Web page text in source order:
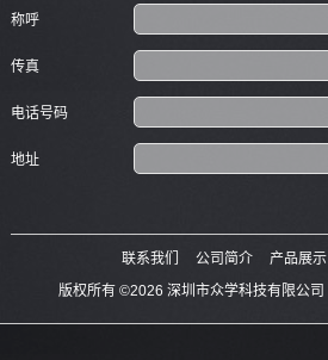
称呼
传真
电话号码
地址
联系我们 公司简介 产品展示
版权所有 ©2026 深圳市众学科技有限公司 |